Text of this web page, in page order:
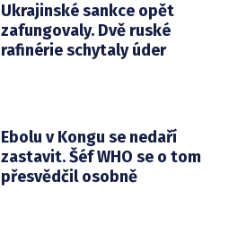
Ukrajinské sankce opět
zafungovaly. Dvě ruské
rafinérie schytaly úder
Ebolu v Kongu se nedaří
zastavit. Šéf WHO se o tom
přesvědčil osobně